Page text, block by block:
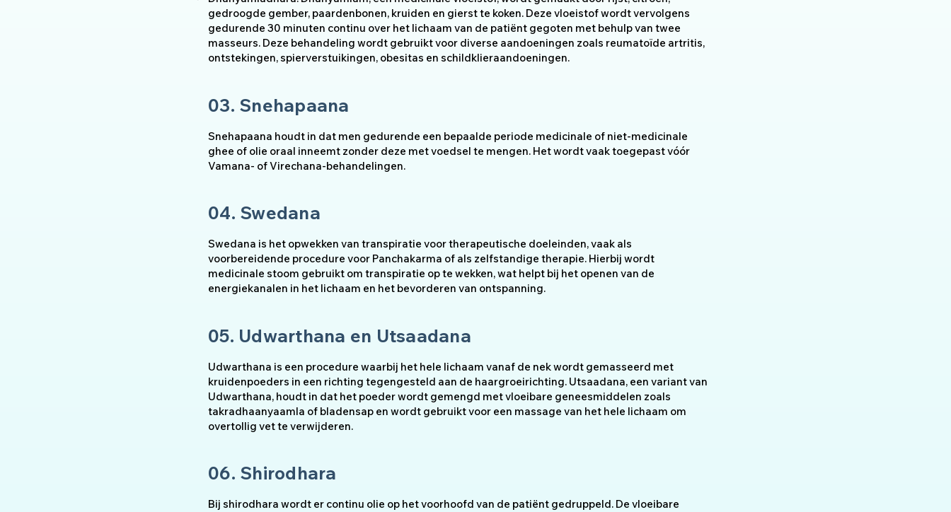
gedroogde gember, paardenbonen, kruiden en gierst te koken. Deze vloeistof wordt vervolgens
gedurende 30 minuten continu over het lichaam van de patiënt gegoten met behulp van twee
masseurs. Deze behandeling wordt gebruikt voor diverse aandoeningen zoals reumatoïde artritis,
ontstekingen, spierverstuikingen, obesitas en schildklieraandoeningen.
03. Snehapaana
Snehapaana houdt in dat men gedurende een bepaalde periode medicinale of niet-medicinale
ghee of olie oraal inneemt zonder deze met voedsel te mengen. Het wordt vaak toegepast vóór
Vamana- of Virechana-behandelingen.
04. Swedana
Swedana is het opwekken van transpiratie voor therapeutische doeleinden, vaak als
voorbereidende procedure voor Panchakarma of als zelfstandige therapie. Hierbij wordt
medicinale stoom gebruikt om transpiratie op te wekken, wat helpt bij het openen van de
energiekanalen in het lichaam en het bevorderen van ontspanning.
05. Udwarthana en Utsaadana
Udwarthana is een procedure waarbij het hele lichaam vanaf de nek wordt gemasseerd met
kruidenpoeders in een richting tegengesteld aan de haargroeirichting. Utsaadana, een variant van
Udwarthana, houdt in dat het poeder wordt gemengd met vloeibare geneesmiddelen zoals
takradhaanyaamla of bladensap en wordt gebruikt voor een massage van het hele lichaam om
overtollig vet te verwijderen.
06. Shirodhara
Bij shirodhara wordt er continu olie op het voorhoofd van de patiënt gedruppeld. De vloeibare